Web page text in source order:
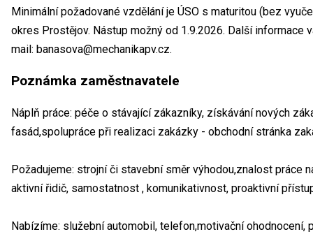
Minimální požadované vzdělání je ÚSO s maturitou (bez
okres Prostějov. Nástup možný od 1.9.2026. Další informace
mail: banasova@mechanikapv.cz.
Poznámka zaměstnavatele
Náplň práce: péče o stávající zákazníky, získávání nových
fasád,spolupráce při realizaci zakázky - obchodní stránka
Požadujeme: strojní či stavební směr výhodou,znalost práce
aktivní řidič, samostatnost , komunikativnost, proaktivní
Nabízíme: služební automobil, telefon,motivační ohodnocení,